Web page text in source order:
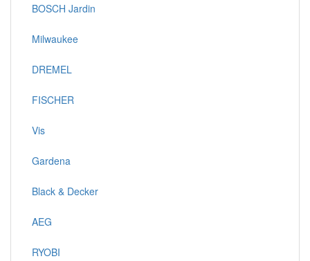
BOSCH Jardin
Milwaukee
DREMEL
FISCHER
Vis
Gardena
Black & Decker
AEG
RYOBI